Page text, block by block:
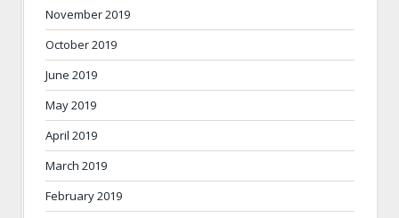
November 2019
October 2019
June 2019
May 2019
April 2019
March 2019
February 2019